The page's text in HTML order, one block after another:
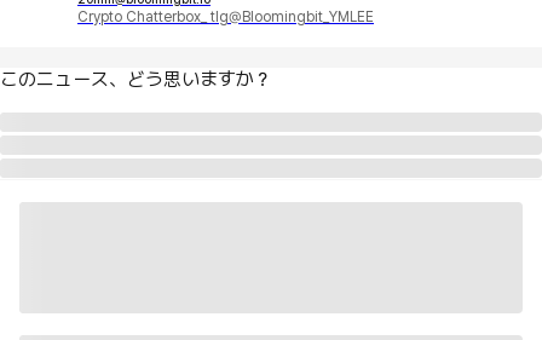
Crypto Chatterbox_ tlg@Bloomingbit_YMLEE
このニュース、どう思いますか？